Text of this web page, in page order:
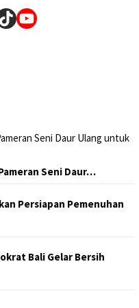
Seni Daur…
Persiapan Pemenuhan
Bali Gelar Bersih